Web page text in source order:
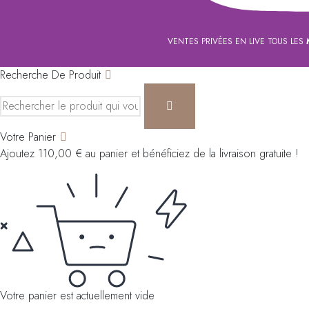
VENTES PRIVÉES EN LIVE TOUS LES
Recherche De Produit
Votre Panier
Ajoutez 110,00 € au panier et bénéficiez de la livraison gratuite !
Votre panier est actuellement vide